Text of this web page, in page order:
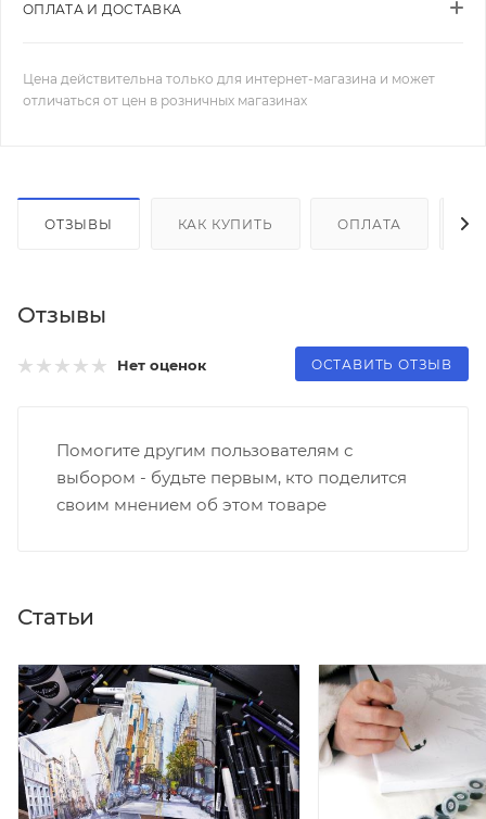
ОПЛАТА И ДОСТАВКА
Цена действительна только для интернет-магазина и может
отличаться от цен в розничных магазинах
ОТЗЫВЫ КАК КУПИТЬ ОПЛАТА
Отзывы
Нет оценок ОСТАВИТЬ ОТЗЫВ
Помогите другим пользователям с
выбором - будьте первым, кто поделится
своим мнением об этом товаре
Статьи